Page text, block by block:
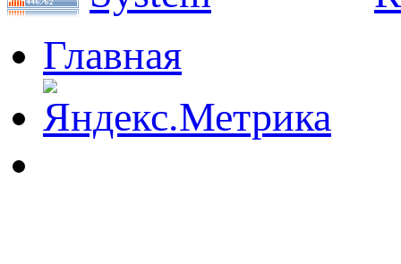
Главная